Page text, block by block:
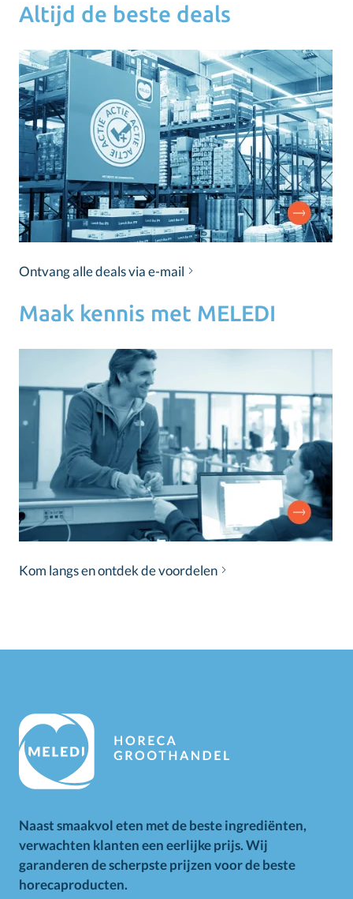
Altijd de beste deals
Ontvang alle deals via e-mail
Maak kennis met MELEDI
Kom langs en ontdek de voordelen
Naast smaakvol eten met de beste ingrediënten,
verwachten klanten een eerlijke prijs. Wij
garanderen de scherpste prijzen voor de beste
horecaproducten.